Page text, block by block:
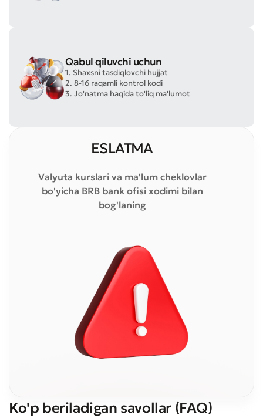
Qabul qiluvchi uchun
1. Shaxsni tasdiqlovchi hujjat
2. 8-16 raqamli kontrol kodi
3. Jo'natma haqida to'liq ma'lumot
ESLATMA
Valyuta kurslari va ma'lum cheklovlar
bo'yicha BRB bank ofisi xodimi bilan
bog'laning
ESLATMA
Valyuta kurslari va ma'lum cheklovlar
bo'yicha BRB bank ofisi xodimi bilan
bog'laning
ESLATMA
Valyuta kurslari va ma'lum cheklovlar
bo'yicha BRB bank ofisi xodimi bilan
bog'laning
Ko'p beriladigan savollar (FAQ)